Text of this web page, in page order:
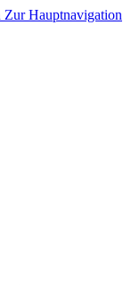
Zur Hauptnavigation